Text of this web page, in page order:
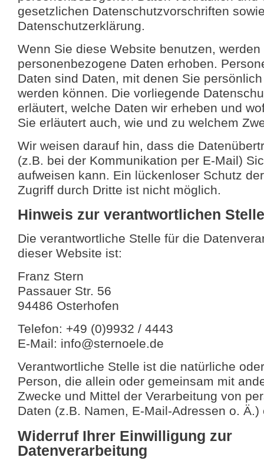
gesetzlichen Datenschutzvorschriften
Datenschutzerklärung.
Wenn Sie diese Website benutzen,
personenbezogene Daten erhoben.
Daten sind Daten, mit denen Sie
werden können. Die vorliegende
erläutert, welche Daten wir erheben und
Sie erläutert auch, wie und zu welchem
Wir weisen darauf hin, dass die
(z.B. bei der Kommunikation per E-Mail)
aufweisen kann. Ein lückenloser Schutz
Zugriff durch Dritte ist nicht möglich.
Hinweis zur verantwortlichen Stelle
Die verantwortliche Stelle für die
dieser Website ist:
Franz Stern
Passauer Str. 56
94486 Osterhofen
Telefon: +49 (0)9932 / 4443
E-Mail: info@sternoele.de
Verantwortliche Stelle ist die natürliche
Person, die allein oder gemeinsam mit
Zwecke und Mittel der Verarbeitung von
Daten (z.B. Namen, E-Mail-Adressen o.
Widerruf Ihrer Einwilligung zur
Datenverarbeitung